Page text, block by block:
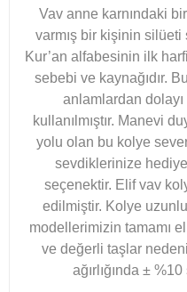
Vav anne karnındaki
varmış bir kişinin silüeti
Kur’an alfabesinin ilk
sebebi ve kaynağıdır.
anlamlardan dolayı
kullanılmıştır. Manevi
yolu olan bu kolye
sevdiklerinize
seçenektir. Elif vav
edilmiştir. Kolye
modellerimizin tamamı
ve değerli taşlar
ağırlığında ±